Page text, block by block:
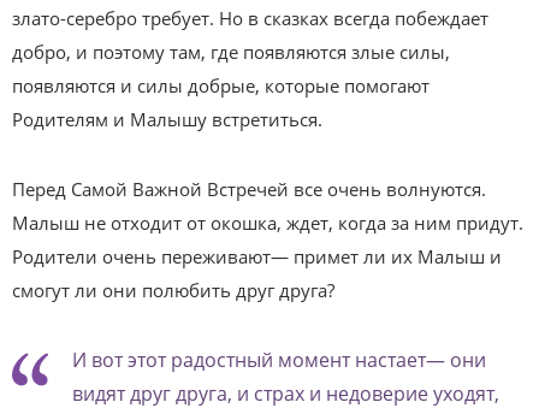
злато-серебро требует. Но в сказках всегда побеждает
добро, и поэтому там, где появляются злые силы,
появляются и силы добрые, которые помогают
Родителям и Малышу встретиться.
Перед Самой Важной Встречей все очень волнуются.
Малыш не отходит от окошка, ждет, когда за ним придут.
Родители очень переживают— примет ли их Малыш и
смогут ли они полюбить друг друга?
И вот этот радостный момент настает— они
видят друг друга, и страх и недоверие уходят,